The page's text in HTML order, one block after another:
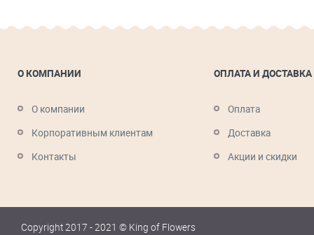
О КОМПАНИИ
О компании
Корпоративным клиентам
Контакты
ОПЛАТА И ДОСТАВКА
Оплата
Доставка
Акции и скидки
Copyright 2017 - 2021 © King of Flowers